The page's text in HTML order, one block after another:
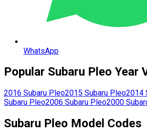
WhatsApp
Popular Subaru Pleo Year
2016 Subaru Pleo2015 Subaru Pleo2014
Subaru Pleo2006 Subaru Pleo2000
Subaru Pleo Model Codes